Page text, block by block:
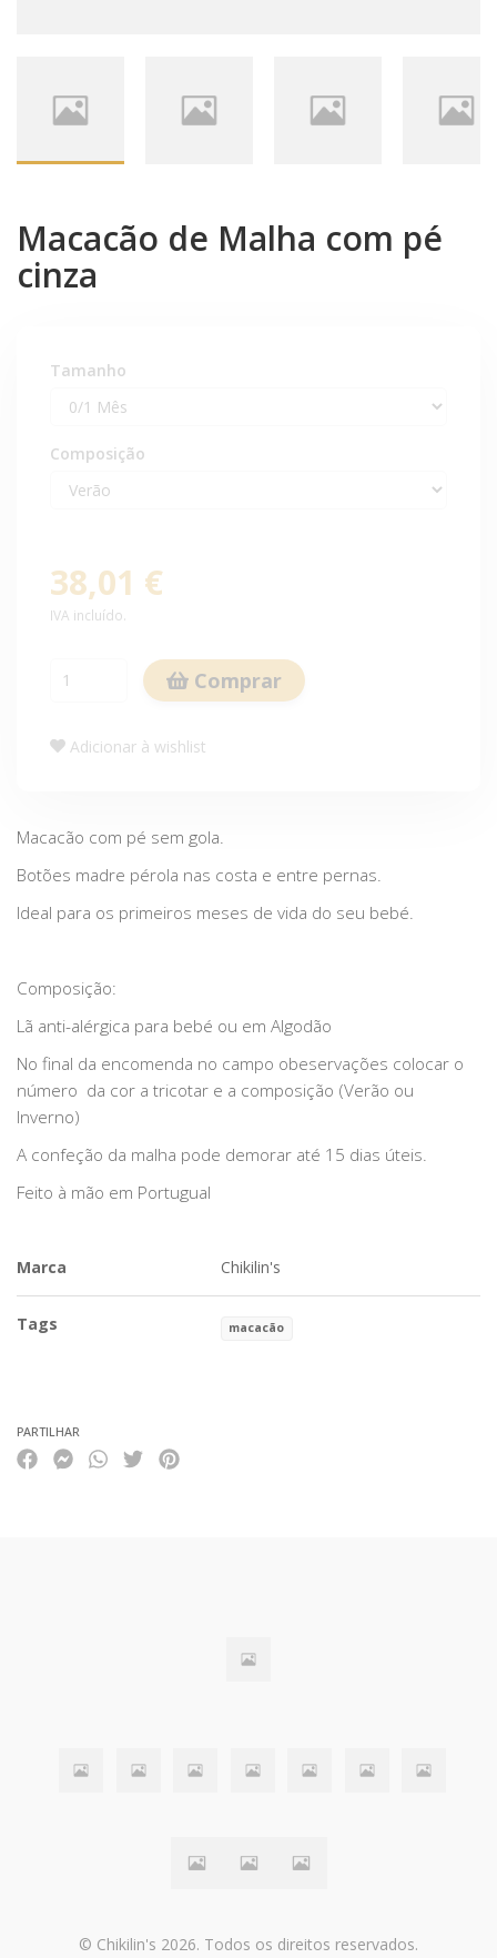
Macacão de Malha com pé
cinza
Tamanho
Composição
38,01 €
IVA incluído.
Comprar
Adicionar à wishlist
Macacão com pé sem gola.
Botões madre pérola nas costa e entre pernas.
Ideal para os primeiros meses de vida do seu bebé.
Composição:
Lã anti-alérgica para bebé ou em Algodão
No final da encomenda no campo obeservações colocar o
número da cor a tricotar e a composição (Verão ou
Inverno)
A confeção da malha pode demorar até 15 dias úteis.
Feito à mão em Portugual
Marca Chikilin's
Tags macacão
PARTILHAR
© Chikilin's 2026. Todos os direitos reservados.